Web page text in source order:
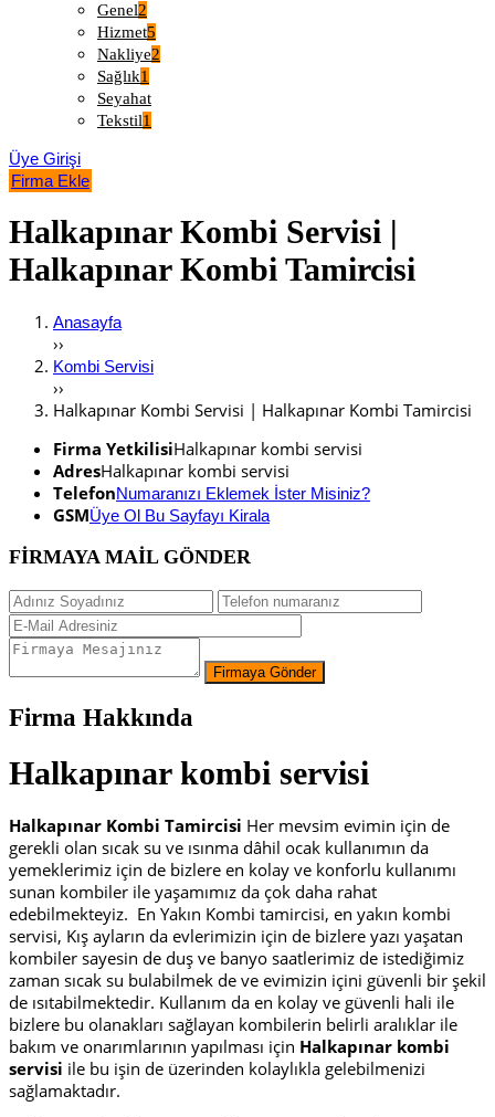
Genel2
Hizmet5
Nakliye2
Sağlık1
Seyahat
Tekstil1
Üye Girişi
Firma Ekle
Halkapınar Kombi Servisi |
Halkapınar Kombi Tamircisi
Anasayfa
››
Kombi Servisi
››
Halkapınar Kombi Servisi | Halkapınar Kombi Tamircisi
Firma YetkilisiHalkapınar kombi servisi
AdresHalkapınar kombi servisi
TelefonNumaranızı Eklemek İster Misiniz?
GSMÜye Ol Bu Sayfayı Kirala
FİRMAYA MAİL GÖNDER
Firma Hakkında
Halkapınar kombi servisi
Halkapınar Kombi Tamircisi Her mevsim evimin için de
gerekli olan sıcak su ve ısınma dâhil ocak kullanımın da
yemeklerimiz için de bizlere en kolay ve konforlu kullanımı
sunan kombiler ile yaşamımız da çok daha rahat
edebilmekteyiz. En Yakın Kombi tamircisi, en yakın kombi
servisi, Kış ayların da evlerimizin için de bizlere yazı yaşatan
kombiler sayesin de duş ve banyo saatlerimiz de istediğimiz
zaman sıcak su bulabilmek de ve evimizin içini güvenli bir şekil
de ısıtabilmektedir. Kullanım da en kolay ve güvenli hali ile
bizlere bu olanakları sağlayan kombilerin belirli aralıklar ile
bakım ve onarımlarının yapılması için Halkapınar kombi
servisi ile bu işin de üzerinden kolaylıkla gelebilmenizi
sağlamaktadır.